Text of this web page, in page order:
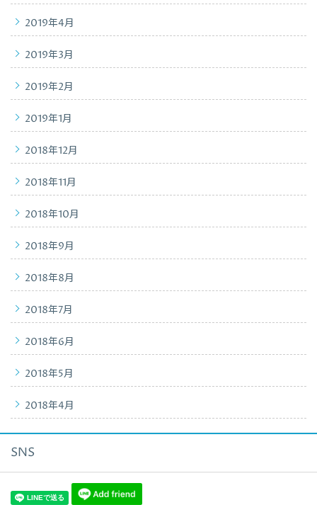
2019年4月
2019年3月
2019年2月
2019年1月
2018年12月
2018年11月
2018年10月
2018年9月
2018年8月
2018年7月
2018年6月
2018年5月
2018年4月
SNS